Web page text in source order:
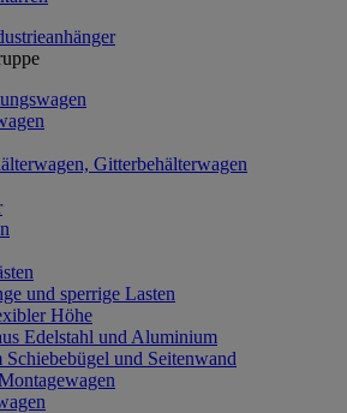
Gitterbehälterwagen
und sperrige Lasten
Höhe
Edelstahl und Aluminium
Schiebebügel und Seitenwand